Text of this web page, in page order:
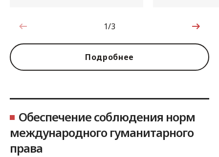
1 из 3
1/3
Подробнее
Обеспечение соблюдения норм
международного гуманитарного
права